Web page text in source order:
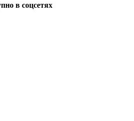
в соцсетях